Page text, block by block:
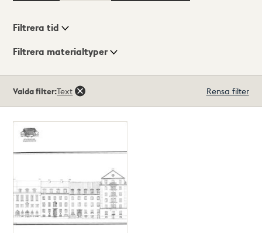
Visningsläge
Filtrera tid
Filtrera materialtyper
träffar
Valda filter:Text Rensa filter